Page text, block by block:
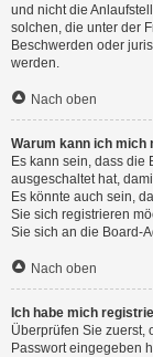
und nicht die
solchen, die unter der
Beschwerden oder
werden.
Nach oben
Warum kann ich mich
Es kann sein, dass die
ausgeschaltet hat,
Es könnte auch sein,
Sie sich registrieren
Sie sich an die Board-
Nach oben
Ich habe mich
Überprüfen Sie zuerst,
Passwort eingegeben